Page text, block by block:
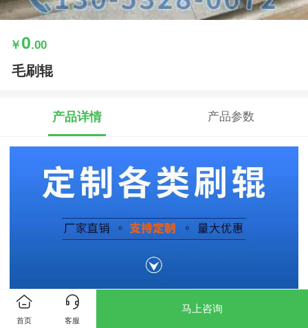
￥ 0.00
毛刷辊
产品详情 产品参数
首页 客服
马上咨询